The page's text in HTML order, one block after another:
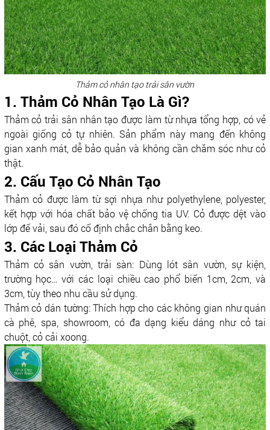
Thảm cỏ nhân tạo trải sân vườn
1. Thảm Cỏ Nhân Tạo Là Gì?
Thảm cỏ trải sân nhân tạo được làm từ nhựa tổng hợp, có vẻ
ngoài giống cỏ tự nhiên. Sản phẩm này mang đến không
gian xanh mát, dễ bảo quản và không cần chăm sóc như cỏ
thật.
2. Cấu Tạo Cỏ Nhân Tạo
Thảm cỏ được làm từ sợi nhựa như polyethylene, polyester,
kết hợp với hóa chất bảo vệ chống tia UV. Cỏ được dệt vào
lớp đế vải, sau đó cố định chắc chắn bằng keo.
3. Các Loại Thảm Cỏ
Thảm cỏ sân vườn, trải sàn: Dùng lót sân vườn, sự kiện,
trường học… với các loại chiều cao phổ biến 1cm, 2cm, và
3cm, tùy theo nhu cầu sử dụng.
Thảm cỏ dán tường: Thích hợp cho các không gian như quán
cà phê, spa, showroom, có đa dạng kiểu dáng như cỏ tai
chuột, cỏ cải xoong.